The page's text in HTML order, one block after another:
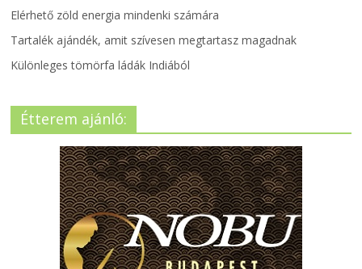
Elérhető zöld energia mindenki számára
Tartalék ajándék, amit szívesen megtartasz magadnak
Különleges tömörfa ládák Indiából
Étterem ajánló: